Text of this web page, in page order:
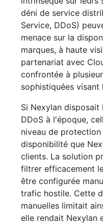
déni de service
Service, DDoS)
menace sur la
marques, à haute
partenariat avec
confrontée à
sophistiquées visant
Si Nexylan
DDoS à l'époque,
niveau de
disponibilité que
clients. La solution
filtrer efficacement
être configurée
trafic hostile. Cette
manuelles limitait
elle rendait Nexylan